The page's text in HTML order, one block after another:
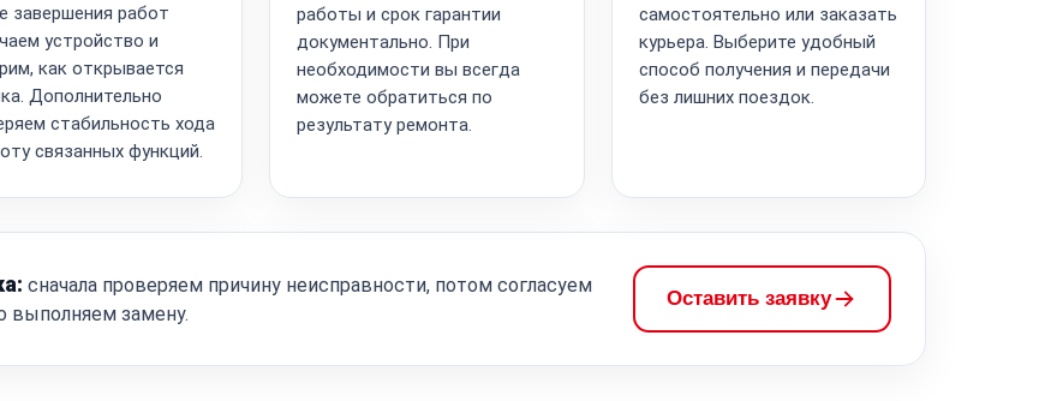
завершения работ
устройство и
как открывается
Дополнительно
стабильность хода
связанных функций.
работы и срок гарантии
документально. При
необходимости вы всегда
можете обратиться по
результату ремонта.
самостоятельно или заказать
курьера. Выберите удобный
способ получения и передачи
без лишних поездок.
сначала проверяем причину неисправности, потом согласуем
выполняем замену.
Оставить заявку